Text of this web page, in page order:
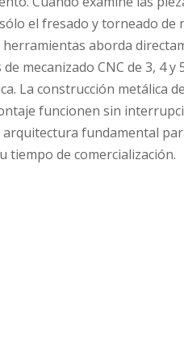
el fresado y torneado de
aborda
mecanizado CNC de 3, 4 y
La construcción metálica
funcionen sin
fundamental
tiempo de comercialización.